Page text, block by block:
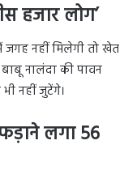
हजार लोग’
जगह नहीं मिलेगी तो खेत
नालंदा की पावन
नहीं जुटेंगे।
लगा 56